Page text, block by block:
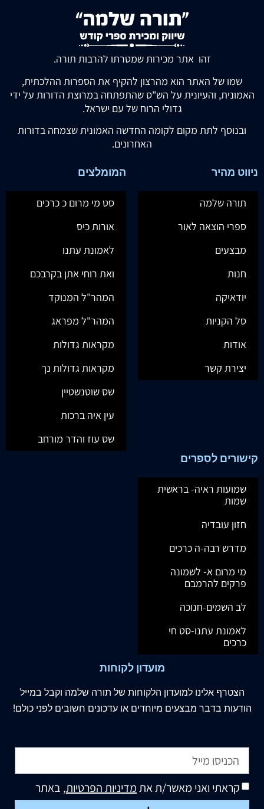
זהו אתר מכירות שמטרתו להרבות תורה.
שמו של האתר הוא מהרצון להקיף את הספרות ההלכתית,
האמונית, והעיונית על הש"ס שהתפתחה במרוצת הדורות על ידי
גדולי הרוח של עם ישראל.
ובנוסף לתת מקום לקומה החדשה האמונית שצמחה בדורות
האחרונים.
ניווט מהיר
תורה שלמה
ספרי הוצאה לאור
מבצעים
חנות
יודאיקה
סל הקניות
אודות
יצירת קשר
המומלצים
סט מי מרום כ כרכים
אורות כיס
לאמונת עתנו
ואת רוחי אתן בקרבכם
המהר"ל המנוקד
המהר"ל מפראג
מקראות גדולות
מקראות גדולות נך
שס שוטנשטיין
עין איה ברכות
שס עוז והדר מורחב
קישורים לספרים
שמועות ראיה- בראשית
שמות
חזון עובדיה
מדרש רבה-ה כרכים
מי מרום א- לשמונה
פרקים להרמבם
לב השמים-חנוכה
לאמונת עתנו-סט חי
כרכים
מועדון לקוחות
הצטרף אלינו למועדון הלקוחות של תורה שלמה וקבל במייל
הודעות בדבר מבצעים מיוחדים או עדכונים חשובים לפני כולם!
קראתי ואני מאשר/ת אתמדיניות הפרטיות, באתר